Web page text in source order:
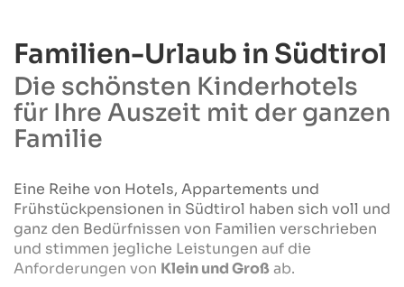
Familien-Urlaub in Südtirol
Die schönsten Kinderhotels
für Ihre Auszeit mit der ganzen
Familie
Eine Reihe von Hotels, Appartements und
Frühstückpensionen in Südtirol haben sich voll und
ganz den Bedürfnissen von Familien verschrieben
und stimmen jegliche Leistungen auf die
Anforderungen von Klein und Großab.